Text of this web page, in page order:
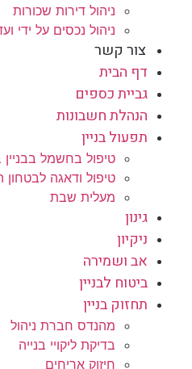
ניהול דירות שכורות
ניהול נכסים על ידי
צור קשר
דף הבית
גביית כספים
הנהלת חשבונות
תפעול בניין
טיפול בחשמל
טיפול ודאגה לבטחון
מעלית שבת
גינון
ניקיון
אב ושמירה
ביטוח לבניין
תחזוק בניין
מהנדס חברת ניהול
בדיקת ליקויי בנייה
חיזוק אריחים